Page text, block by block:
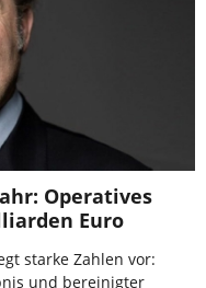
Operatives
Euro
starke Zahlen vor:
und bereinigter